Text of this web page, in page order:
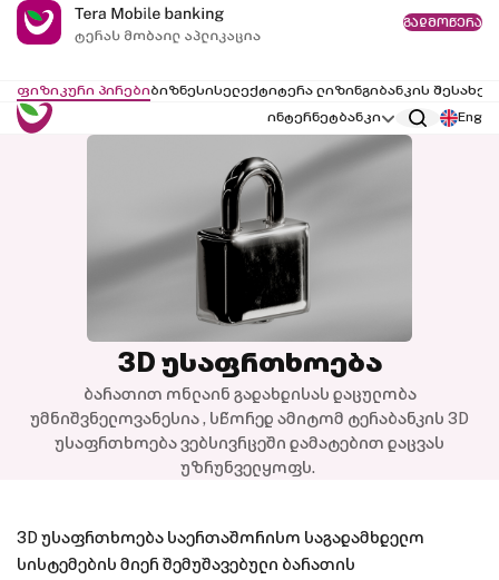
გადმოწერა
ფიზიკური პირებიბიზნესისელექტიტერა ლიზინგიბანკის შესახებ
ინტერნეტბანკი
Eng
3D უსაფრთხოება
ბარათით ონლაინ გადახდისას დაცულობა
უმნიშვნელოვანესია , სწორედ ამიტომ ტერაბანკის 3D
უსაფრთხოება ვებსივრცეში დამატებით დაცვას
უზრუნველყოფს.
3D უსაფრთხოება საერთაშორისო საგადამხდელო
სისტემების მიერ შემუშავებული ბარათის